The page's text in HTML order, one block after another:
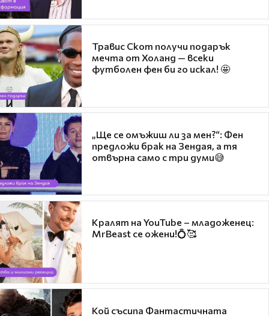
Травис Скот получи подарък
мечта от Холанд — всеки
футболен фен би го искал! 🤩
„Ще се омъжиш ли за мен?“: Фен
предложи брак на Зендая, а тя
отвърна само с три думи😅
Кралят на YouTube – младоженец:
MrBeast се ожени!💍🥰
Кой съсипа Фантастичната